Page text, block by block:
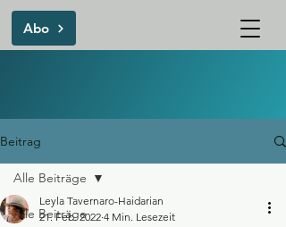
Abo
Beitrag
Alle Beiträge
Alle Beiträge
Leyla Tavernaro-Haidarian
21. Feb. 2022 4 Min. Lesezeit